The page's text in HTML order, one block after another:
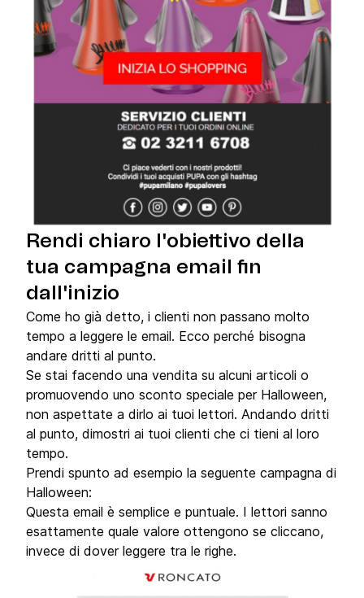
Rendi chiaro l'obiettivo della
tua campagna email fin
dall'inizio
Come ho già detto, i clienti non passano molto
tempo a leggere le email. Ecco perché bisogna
andare dritti al punto.
Se stai facendo una vendita su alcuni articoli o
promuovendo uno sconto speciale per Halloween,
non aspettate a dirlo ai tuoi lettori. Andando dritti
al punto, dimostri ai tuoi clienti che ci tieni al loro
tempo.
Prendi spunto ad esempio la seguente campagna di
Halloween:
Questa email è semplice e puntuale. I lettori sanno
esattamente quale valore ottengono se cliccano,
invece di dover leggere tra le righe.